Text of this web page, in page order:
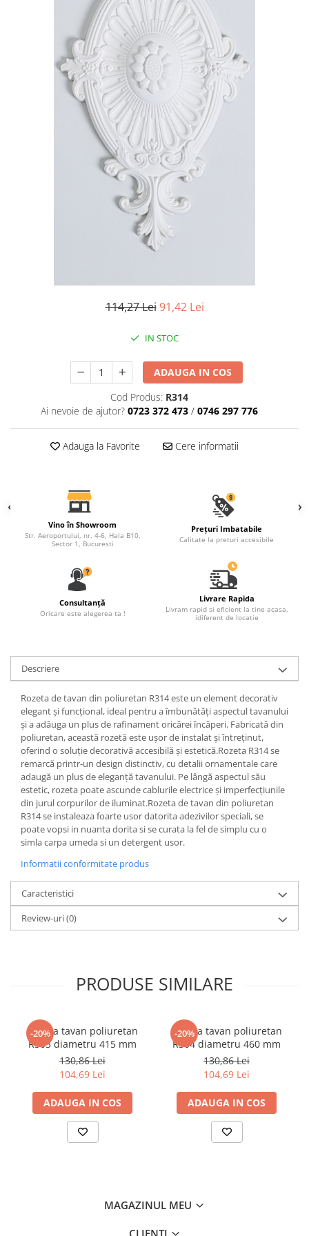
Capiteluri coloane
Inele coloane
Inele coloane
Piedestaluri coloane
Trunchiuri coloane
Semicoloane de interior
Piedestaluri semicoloane
Panouri decorative
Panouri pentru tavan
Cadre de ușă
Ornamente de colț
114,27 Lei 91,42 Lei
IN STOC
ADAUGA IN COS
Cod Produs: R314
Ai nevoie de ajutor? 0723 372 473 / 0746 297 776
Adauga la Favorite Cere informatii
Vino în Showroom
Str. Aeroportului, nr. 4-6, Hala B10,
Sector 1, Bucuresti
Prețuri Imbatabile
Calitate la preturi accesibile
Consultanță
Oricare este alegerea ta !
Livrare Rapida
Livram rapid si eficient la tine acasa,
idiferent de locatie
Descriere
Rozeta de tavan din poliuretan R314 este un element decorativ
elegant și funcțional, ideal pentru a îmbunătăți aspectul tavanului
și a adăuga un plus de rafinament oricărei încăperi. Fabricată din
poliuretan, această rozetă este ușor de instalat și întreținut,
oferind o soluție decorativă accesibilă și estetică.Rozeta R314 se
remarcă printr-un design distinctiv, cu detalii ornamentale care
adaugă un plus de eleganță tavanului. Pe lângă aspectul său
estetic, rozeta poate ascunde cablurile electrice și imperfecțiunile
din jurul corpurilor de iluminat.Rozeta de tavan din poliuretan
R314 se instaleaza foarte usor datorita adezivilor speciali, se
poate vopsi in nuanta dorita si se curata la fel de simplu cu o
simla carpa umeda si un detergent usor.
Informatii conformitate produs
Caracteristici
Review-uri(0)
PRODUSE SIMILARE
-20%
Rozeta tavan poliuretan
R303 diametru 415 mm
130,86 Lei
104,69 Lei
ADAUGA IN COS
-20%
Rozeta tavan poliuretan
R304 diametru 460 mm
130,86 Lei
104,69 Lei
ADAUGA IN COS
MAGAZINUL MEU
CLIENTI